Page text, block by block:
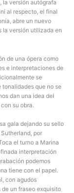
la versión autógrafa
al respecto, el final
abre un nuevo
la versión utilizada en
de una ópera como
e interpretaciones de
se
que no se
dan una idea del
su obra.
gala dejando su sello
por
el turno a Marina
interpretación
podemos
tiene con el papel.
con agudos
un fraseo exquisito